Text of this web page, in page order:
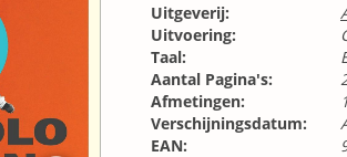
Uitgeverij:
Uitvoering:
Taal:
Aantal Pagina's:
Afmetingen:
Verschijningsdatum:
EAN: